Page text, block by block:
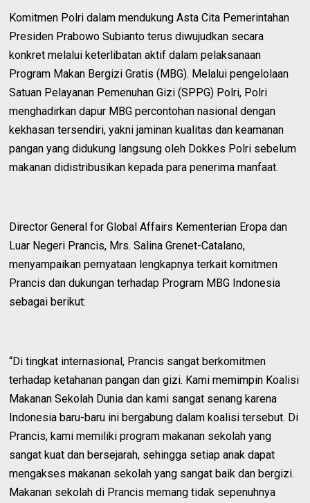
Komitmen Polri dalam mendukung Asta Cita Pemerintahan
Presiden Prabowo Subianto terus diwujudkan secara
konkret melalui keterlibatan aktif dalam pelaksanaan
Program Makan Bergizi Gratis (MBG). Melalui pengelolaan
Satuan Pelayanan Pemenuhan Gizi (SPPG) Polri, Polri
menghadirkan dapur MBG percontohan nasional dengan
kekhasan tersendiri, yakni jaminan kualitas dan keamanan
pangan yang didukung langsung oleh Dokkes Polri sebelum
makanan didistribusikan kepada para penerima manfaat.
Director General for Global Affairs Kementerian Eropa dan
Luar Negeri Prancis, Mrs. Salina Grenet-Catalano,
menyampaikan pernyataan lengkapnya terkait komitmen
Prancis dan dukungan terhadap Program MBG Indonesia
sebagai berikut:
“Di tingkat internasional, Prancis sangat berkomitmen
terhadap ketahanan pangan dan gizi. Kami memimpin Koalisi
Makanan Sekolah Dunia dan kami sangat senang karena
Indonesia baru-baru ini bergabung dalam koalisi tersebut. Di
Prancis, kami memiliki program makanan sekolah yang
sangat kuat dan bersejarah, sehingga setiap anak dapat
mengakses makanan sekolah yang sangat baik dan bergizi.
Makanan sekolah di Prancis memang tidak sepenuhnya